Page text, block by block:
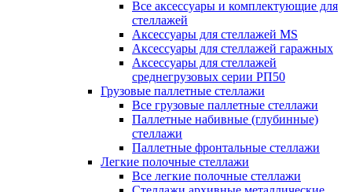
Все аксессуары и комплектующие для
стеллажей
Аксессуары для стеллажей MS
Аксессуары для стеллажей гаражных
Аксессуары для стеллажей
среднегрузовых серии РП50
Грузовые паллетные стеллажи
Все грузовые паллетные стеллажи
Паллетные набивные (глубинные)
стеллажи
Паллетные фронтальные стеллажи
Легкие полочные стеллажи
Все легкие полочные стеллажи